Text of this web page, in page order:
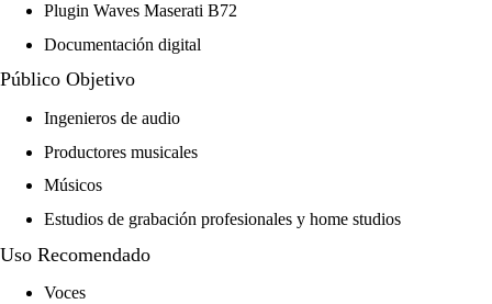
Plugin Waves Maserati B72
Documentación digital
Público Objetivo
Ingenieros de audio
Productores musicales
Músicos
Estudios de grabación profesionales y home studios
Uso Recomendado
Voces